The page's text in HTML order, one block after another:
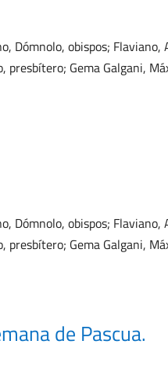
Dómnolo, obispos;
presbítero; Gema Galgani,
Dómnolo, obispos;
presbítero; Gema Galgani,
de Pascua.